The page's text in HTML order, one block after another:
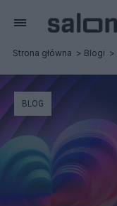
Strona główna Blogi
BLOG